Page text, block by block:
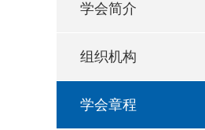
学会简介
组织机构
学会章程